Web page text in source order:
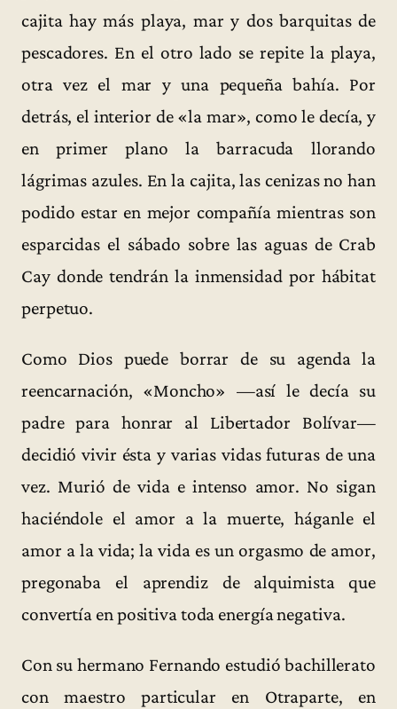
cajita hay más playa, mar y dos barquitas de
pescadores. En el otro lado se repite la playa,
otra vez el mar y una pequeña bahía. Por
detrás, el interior de «la mar», como le decía, y
en primer plano la barracuda llorando
lágrimas azules. En la cajita, las cenizas no han
podido estar en mejor compañía mientras son
esparcidas el sábado sobre las aguas de Crab
Cay donde tendrán la inmensidad por hábitat
perpetuo.
Como Dios puede borrar de su agenda la
reencarnación, «Moncho» —así le decía su
padre para honrar al Libertador Bolívar—
decidió vivir ésta y varias vidas futuras de una
vez. Murió de vida e intenso amor. No sigan
haciéndole el amor a la muerte, háganle el
amor a la vida; la vida es un orgasmo de amor,
pregonaba el aprendiz de alquimista que
convertía en positiva toda energía negativa.
Con su hermano Fernando estudió bachillerato
con maestro particular en Otraparte, en